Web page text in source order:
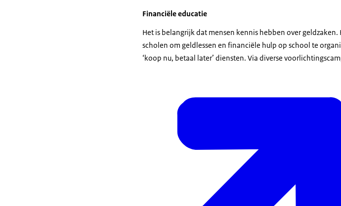
Financiële educatie
Het is belangrijk dat mensen kennis hebben over
scholen om geldlessen en financiële hulp op school te
‘koop nu, betaal later’ diensten. Via diverse